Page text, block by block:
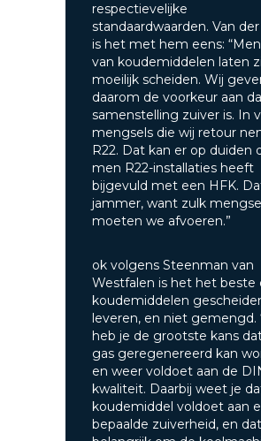
respectievelijke
standaardwaarden. Van
is het met hem eens:
van koudemiddelen laten
moeilijk scheiden. Wij
daarom de voorkeur aan
samenstelling zuiver is. In
mengsels die wij retour
R22. Dat kan er op duiden
men R22-installaties heeft
bijgevuld met een HFK.
jammer, want zulk
moeten we afvoeren.”
ok volgens Steenman van
Westfalen is het het beste
koudemiddelen
leveren, en niet gemengd.
heb je de grootste kans
gas geregenereerd kan
en weer voldoet aan de
kwaliteit. Daarbij weet je
koudemiddel voldoet aan
bepaalde zuiverheid, en